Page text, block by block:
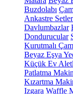
Buzdolabı
Ankastre Setler
Davlumbazlar
Dondurucular
Kurutmalı
Beyaz Eşya
Küçük Ev
Patlatma
Kızartma
Izgara Waffle